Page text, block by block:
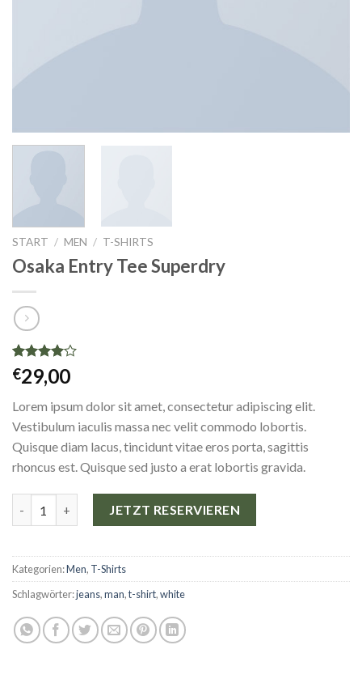
START / MEN / T-SHIRTS
Osaka Entry Tee Superdry
Bewertet
mit 4.00
basierend
auf
4
Kundenbewertungen
€29,00
Lorem ipsum dolor sit amet, consectetur adipiscing elit.
Vestibulum iaculis massa nec velit commodo lobortis.
Quisque diam lacus, tincidunt vitae eros porta, sagittis
rhoncus est. Quisque sed justo a erat lobortis gravida.
JETZT RESERVIEREN
Kategorien:Men, T-Shirts
Schlagwörter:jeans,man,t-shirt,white